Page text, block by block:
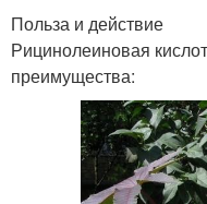
Польза и действие
Рицинолеиновая
преимущества: